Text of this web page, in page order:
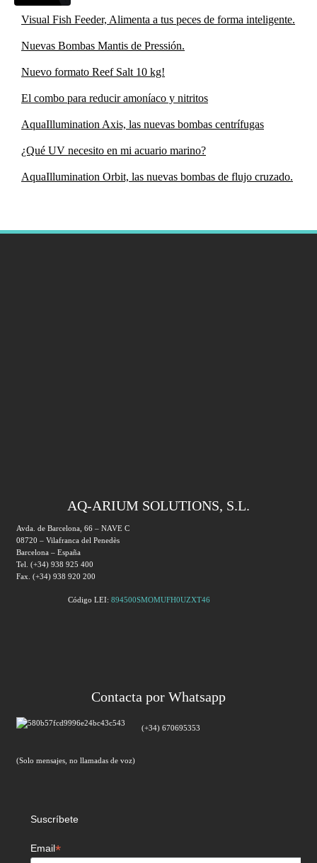
Visual Fish Feeder, Alimenta a tus peces de forma inteligente.
Nuevas Bombas Mantis de Pressión.
Nuevo formato Reef Salt 10 kg!
El combo para reducir amoníaco y nitritos
AquaIllumination Axis, las nuevas bombas centrífugas
¿Qué UV necesito en mi acuario marino?
AquaIllumination Orbit, las nuevas bombas de flujo cruzado.
AQ-ARIUM SOLUTIONS, S.L.
Avda. de Barcelona, 66 – NAVE C
08720 – Vilafranca del Penedès
Barcelona – España
Tel. (+34) 938 925 400
Fax. (+34) 938 920 200
Código LEI: 894500SMOMUFH0UZXT46
Contacta por Whatsapp
(+34) 670695353
(Solo mensajes, no llamadas de voz)
Suscríbete
Email*